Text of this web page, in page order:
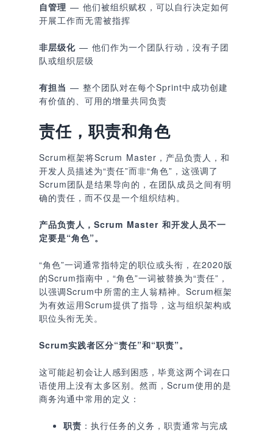
自管理 — 他们被组织赋权，可以自行决定如何
开展工作而无需被指挥
非层级化 — 他们作为一个团队行动，没有子团
队或组织层级
有担当 — 整个团队对在每个Sprint中成功创建
有价值的、可用的增量共同负责
责任，职责和角色
Scrum框架将Scrum Master，产品负责人，和
开发人员描述为“责任”而非“角色”，这强调了
Scrum团队是结果导向的，在团队成员之间有明
确的责任，而不仅是一个组织结构。
产品负责人，Scrum Master 和开发人员不一
定要是“角色”。
“角色”一词通常指特定的职位或头衔，在2020版
的Scrum指南中，“角色”一词被替换为“责任”，
以强调Scrum中所需的主人翁精神。Scrum框架
为有效运用Scrum提供了指导，这与组织架构或
职位头衔无关。
Scrum实践者区分“责任”和“职责”。
这可能起初会让人感到困惑，毕竟这两个词在口
语使用上没有太多区别。然而，Scrum使用的是
商务沟通中常用的定义：
职责 ：执行任务的义务，职责通常与完成